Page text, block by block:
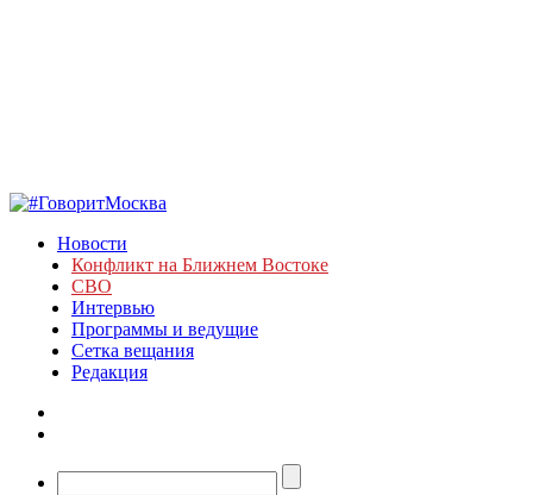
Новости
Конфликт на Ближнем Востоке
СВО
Интервью
Программы и ведущие
Сетка вещания
Редакция